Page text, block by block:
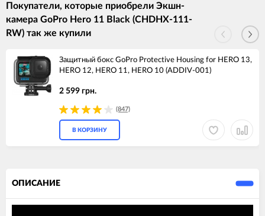
Покупатели, которые приобрели Экшн-
камера GoPro Hero 11 Black (CHDHX-111-
RW) так же купили
Защитный бокс GoPro Protective Housing for HERO 13,
HERO 12, HERO 11, HERO 10 (ADDIV-001)
2 599 грн.
(847)
В КОРЗИНУ
ОПИСАНИЕ